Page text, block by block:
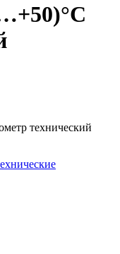
технический